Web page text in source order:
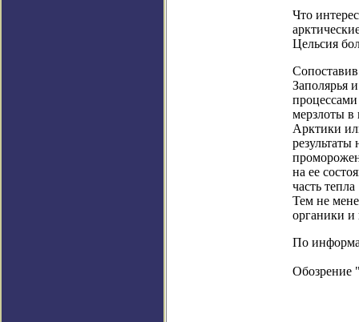
Что
Цельсия
Заполярья
мерзлоты в
Арктики
на ее
часть
Тем не
органики и
По
Обозрение